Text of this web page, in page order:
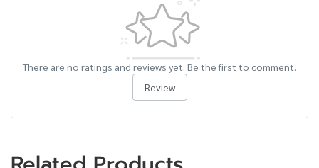
There are no ratings and reviews yet. Be the first to comment.
Review